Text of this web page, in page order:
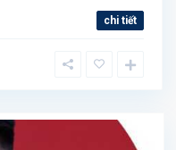
chi tiết